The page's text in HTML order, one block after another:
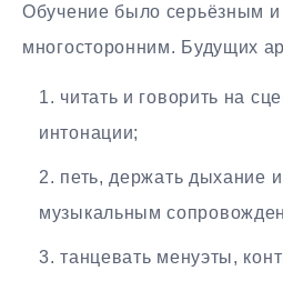
Обучение было серьёзным и
многосторонним. Будущих
читать и говорить на
интонации;
петь, держать дыхание
музыкальным
танцевать менуэты,